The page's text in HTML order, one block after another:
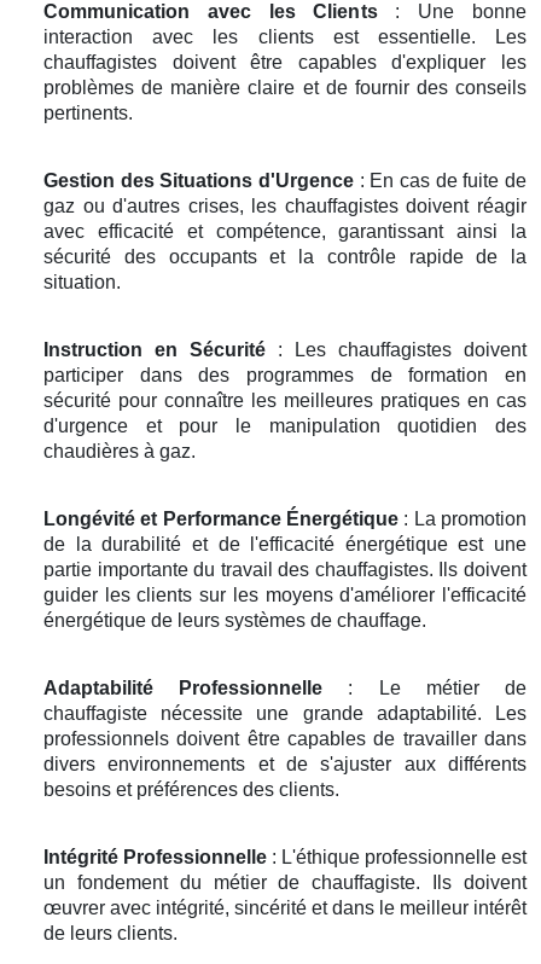
Communication avec les Clients: Une bonne
interaction avec les clients est essentielle. Les
chauffagistes doivent être capables d'expliquer les
problèmes de manière claire et de fournir des conseils
pertinents.
Gestion des Situations d'Urgence : En cas de fuite de
gaz ou d'autres crises, les chauffagistes doivent réagir
avec efficacité et compétence, garantissant ainsi la
sécurité des occupants et la contrôle rapide de la
situation.
Instruction en Sécurité : Les chauffagistes doivent
participer dans des programmes de formation en
sécurité pour connaître les meilleures pratiques en cas
d'urgence et pour le manipulation quotidien des
chaudières à gaz.
Longévité et Performance Énergétique : La promotion
de la durabilité et de l'efficacité énergétique est une
partie importante du travail des chauffagistes. Ils doivent
guider les clients sur les moyens d'améliorer l'efficacité
énergétique de leurs systèmes de chauffage.
Adaptabilité Professionnelle : Le métier de
chauffagiste nécessite une grande adaptabilité. Les
professionnels doivent être capables de travailler dans
divers environnements et de s'ajuster aux différents
besoins et préférences des clients.
Intégrité Professionnelle : L'éthique professionnelle est
un fondement du métier de chauffagiste. Ils doivent
œuvrer avec intégrité, sincérité et dans le meilleur intérêt
de leurs clients.